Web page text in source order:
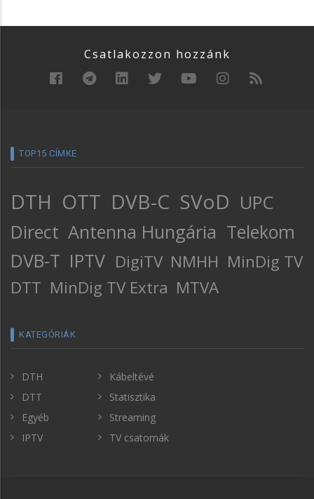
Csatlakozzon hozzánk
TOP15 CÍMKE
DTH OTT DVB-C SVoD UPC
Direct Antenna Hungária Telekom
DVB-T IPTV DigiTV NMHH MinDig TV
DTT MinDig TV Extra MTVA
KATEGÓRIÁK
DTH
DTT
Egyéb
IPTV
Kábeltévé
Statisztika
Streaming
TV csatornák